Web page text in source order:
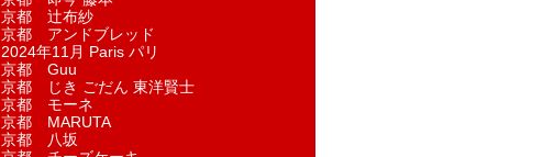
京都 辻布紗
京都 アンドブレッド
2024年11月 Paris パリ
京都 Guu
京都 じき ごだん 東洋賢士
京都 モーネ
京都 MARUTA
京都 八坂